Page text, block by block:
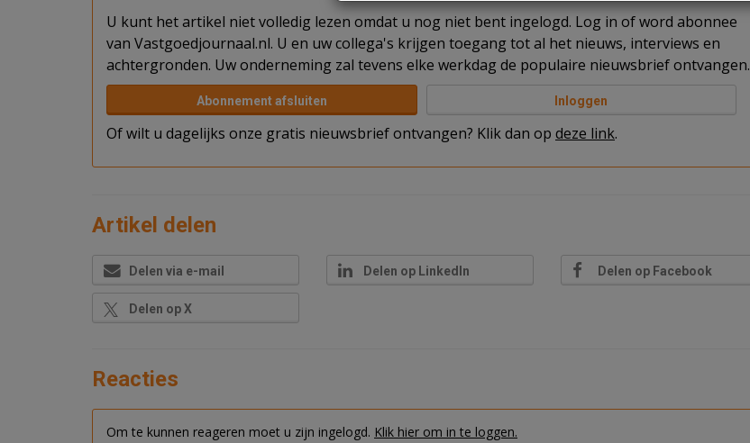
U kunt het artikel niet volledig lezen omdat u nog niet bent ingelogd. Log in of word abonnee
van Vastgoedjournaal.nl. U en uw collega's krijgen toegang tot al het nieuws, interviews en
achtergronden. Uw onderneming zal tevens elke werkdag de populaire nieuwsbrief ontvangen.
Abonnement afsluiten Inloggen
Of wilt u dagelijks onze gratis nieuwsbrief ontvangen? Klik dan op deze link.
Artikel delen
Delen via e-mail Delen op LinkedIn Delen op Facebook
Delen op X
Reacties
Om te kunnen reageren moet u zijn ingelogd. Klik hier om in te loggen.